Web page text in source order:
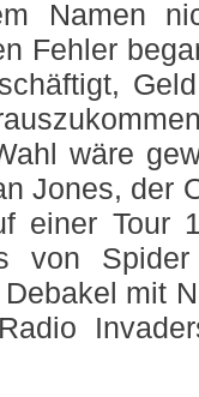
Namen
Fehler
wäre
Jones, der
einer Tour
von Spider
mit